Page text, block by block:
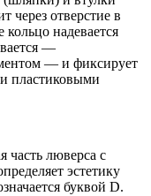
через отверстие в
надевается
—
— и фиксирует
пластиковыми
люверса с
эстетику
буквой D.